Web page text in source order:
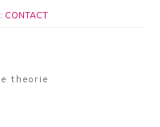
CONTACT
theorie